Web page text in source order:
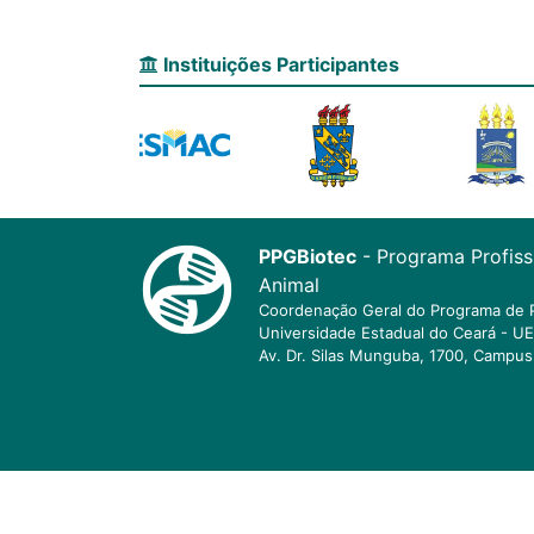
Instituições Participantes
PPGBiotec - Programa
Animal
Coordenação Geral do Programa de
Universidade Estadual do Ceará -
Av. Dr. Silas Munguba, 1700,